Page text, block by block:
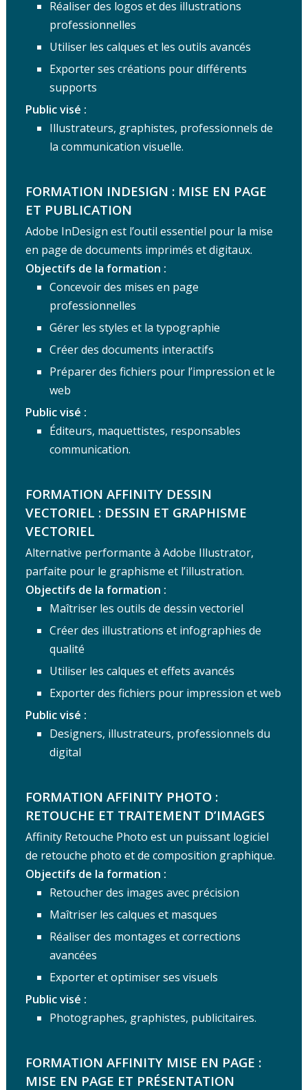
Réaliser des logos et des illustrations
professionnelles
Utiliser les calques et les outils avancés
Exporter ses créations pour différents
supports
Public visé :
Illustrateurs, graphistes, professionnels de
la communication visuelle.
FORMATION INDESIGN : MISE EN PAGE
ET PUBLICATION
Adobe InDesign est l’outil essentiel pour la mise
en page de documents imprimés et digitaux.
Objectifs de la formation :
Concevoir des mises en page
professionnelles
Gérer les styles et la typographie
Créer des documents interactifs
Préparer des fichiers pour l’impression et le
web
Public visé :
Éditeurs, maquettistes, responsables
communication.
FORMATION AFFINITY DESSIN
VECTORIEL : DESSIN ET GRAPHISME
VECTORIEL
Alternative performante à Adobe Illustrator,
parfaite pour le graphisme et l’illustration.
Objectifs de la formation :
Maîtriser les outils de dessin vectoriel
Créer des illustrations et infographies de
qualité
Utiliser les calques et effets avancés
Exporter des fichiers pour impression et web
Public visé :
Designers, illustrateurs, professionnels du
digital
FORMATION AFFINITY PHOTO :
RETOUCHE ET TRAITEMENT D’IMAGES
Affinity Retouche Photo est un puissant logiciel
de retouche photo et de composition graphique.
Objectifs de la formation :
Retoucher des images avec précision
Maîtriser les calques et masques
Réaliser des montages et corrections
avancées
Exporter et optimiser ses visuels
Public visé :
Photographes, graphistes, publicitaires.
FORMATION AFFINITY MISE EN PAGE :
MISE EN PAGE ET PRÉSENTATION